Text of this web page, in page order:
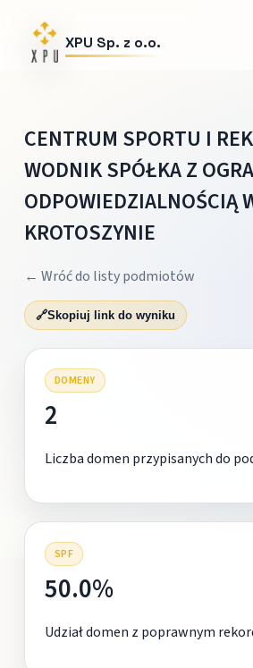
XPU Sp. z o.o.
CENTRUM SPORTU I
WODNIK SPÓŁKA Z
ODPOWIEDZIALNOŚCIĄ
KROTOSZYNIE
← Wróć do listy podmiotów
🔗Skopiuj link do wyniku
DOMENY
2
Liczba domen przypisanych do
SPF
50.0%
Udział domen z poprawnym